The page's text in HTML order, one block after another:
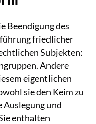
Beendigung des
friedlicher
Subjekten:
Andere
eigentlichen
sie den Keim zu
und
enthalten